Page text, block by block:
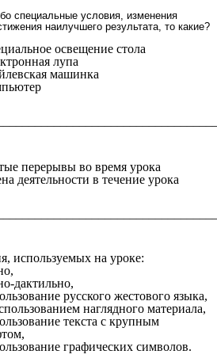
специальные условия, изменения
наилучшего результата, то какие?
освещение стола
лупа
машинка
перерывы во время урока
деятельности в течение урока
используемых на уроке:
дактильно,
русского жестового языка,
наглядного материала,
текста с крупным
графических символов.